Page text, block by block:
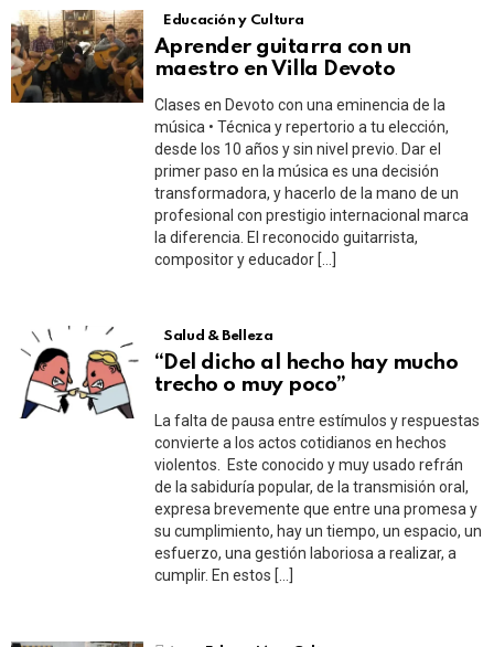
Educación y Cultura
Aprender guitarra con un
maestro en Villa Devoto
Clases en Devoto con una eminencia de la
música • Técnica y repertorio a tu elección,
desde los 10 años y sin nivel previo. Dar el
primer paso en la música es una decisión
transformadora, y hacerlo de la mano de un
profesional con prestigio internacional marca
la diferencia. El reconocido guitarrista,
compositor y educador […]
Salud & Belleza
“Del dicho al hecho hay mucho
trecho o muy poco”
La falta de pausa entre estímulos y respuestas
convierte a los actos cotidianos en hechos
violentos. Este conocido y muy usado refrán
de la sabiduría popular, de la transmisión oral,
expresa brevemente que entre una promesa y
su cumplimiento, hay un tiempo, un espacio, un
esfuerzo, una gestión laboriosa a realizar, a
cumplir. En estos […]